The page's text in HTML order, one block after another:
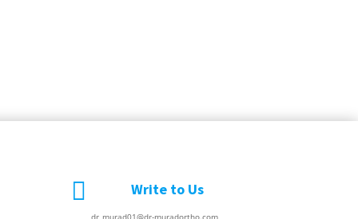
 Write to Us